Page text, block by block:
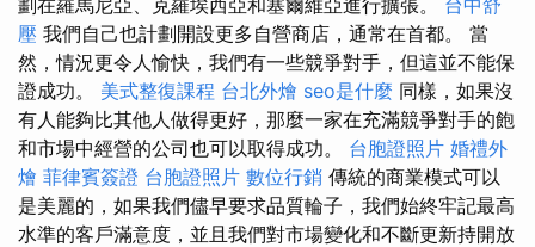
劃在羅馬尼亞、克羅埃西亞和塞爾維亞進行擴張。 台中舒
壓 我們自己也計劃開設更多自營商店，通常在首都。 當
然，情況更令人愉快，我們有一些競爭對手，但這並不能保
證成功。 美式整復課程 台北外燴 seo是什麼 同樣，如果沒
有人能夠比其他人做得更好，那麼一家在充滿競爭對手的飽
和市場中經營的公司也可以取得成功。 台胞證照片 婚禮外
燴 菲律賓簽證 台胞證照片 數位行銷 傳統的商業模式可以
是美麗的，如果我們儘早要求品質輪子，我們始終牢記最高
水準的客戶滿意度，並且我們對市場變化和不斷更新持開放